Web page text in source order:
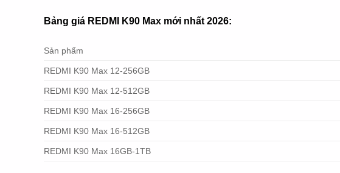
Bảng giá REDMI K90 Max mới nhất 2026:
Sản phẩm
REDMI K90 Max 12-256GB
REDMI K90 Max 12-512GB
REDMI K90 Max 16-256GB
REDMI K90 Max 16-512GB
REDMI K90 Max 16GB-1TB